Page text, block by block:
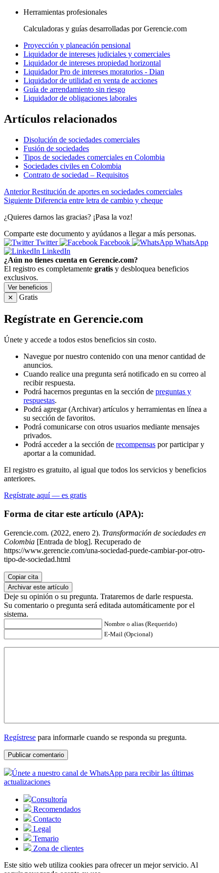
Herramientas profesionales
Calculadoras y guías desarrolladas por Gerencie.com
Proyección y planeación pensional
Liquidador de intereses judiciales y comerciales
Liquidador de intereses propiedad horizontal
Liquidador Pro de intereses moratorios - Dian
Liquidador de utilidad en venta de acciones
Guía de arrendamiento sin riesgo
Liquidador de obligaciones laborales
Artículos relacionados
Disolución de sociedades comerciales
Fusión de sociedades
Tipos de sociedades comerciales en Colombia
Sociedades civiles en Colombia
Contrato de sociedad – Requisitos
Anterior Restitución de aportes en sociedades comerciales
Siguiente Diferencia entre letra de cambio y cheque
¿Quieres darnos las gracias? ¡Pasa la voz!
Comparte este documento y ayúdanos a llegar a más personas.
Twitter
Facebook
WhatsApp
LinkedIn
¿Aún no tienes cuenta en Gerencie.com?
El registro es completamente gratis y desbloquea beneficios
exclusivos.
Ver beneficios
✕
Gratis
Regístrate en Gerencie.com
Únete y accede a todos estos beneficios sin costo.
Navegue por nuestro contenido con una menor cantidad de
anuncios.
Cuando realice una pregunta será notificado en su correo al
recibir respuesta.
Podrá hacernos preguntas en la sección de preguntas y
respuestas.
Podrá agregar (Archivar) artículos y herramientas en línea a
su sección de favoritos.
Podrá comunicarse con otros usuarios mediante mensajes
privados.
Podrá acceder a la sección de recompensas por participar y
aportar a la comunidad.
El registro es gratuito, al igual que todos los servicios y beneficios
anteriores.
Regístrate aquí — es gratis
Forma de citar este artículo (APA):
Gerencie.com. (2022, enero 2). Transformación de sociedades en
Colombia [Entrada de blog]. Recuperado de
https://www.gerencie.com/una-sociedad-puede-cambiar-por-otro-
tipo-de-sociedad.html
Copiar cita
Archivar este artículo
Deje su opinión o su pregunta. Trataremos de darle respuesta.
Su comentario o pregunta será editada automáticamente por el
sistema.
Nombre o alias (Requerido)
E-Mail (Opcional)
Regístrese para informarle cuando se responda su pregunta.
Únete a nuestro canal de WhatsApp para recibir las últimas
actualizaciones
Consultoría
Recomendados
Contacto
Legal
Temario
Zona de clientes
Este sitio web utiliza cookies para ofrecer un mejor servicio. Al